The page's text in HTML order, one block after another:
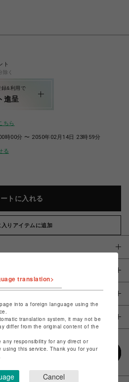
ト
く
録&利用で
進呈
ちら
時00分 〜 2050年02月14日 23時59分
る
トに入れる
入りアイテムに追加
translation>
into a foreign language using the
translation system, it may not be
differ from the original content of the
responsibility for any direct or
using this service. Thank you for your
Cancel